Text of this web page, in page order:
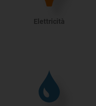
Elettricità